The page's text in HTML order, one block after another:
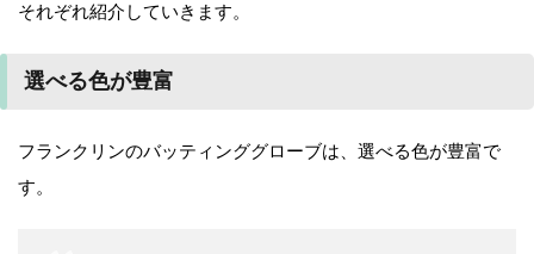
それぞれ紹介していきます。
選べる色が豊富
フランクリンのバッティンググローブは、選べる色が豊富で
す。